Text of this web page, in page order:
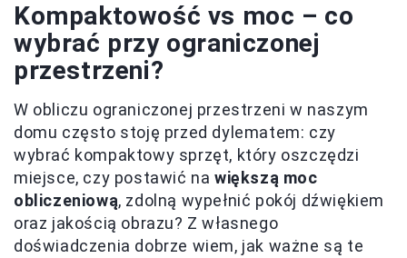
Kompaktowość vs moc – co
wybrać przy ograniczonej
przestrzeni?
W obliczu ograniczonej przestrzeni w naszym
domu często stoję przed dylematem: czy
wybrać kompaktowy sprzęt, który oszczędzi
miejsce, czy postawić nawiększą moc
obliczeniową, zdolną wypełnić pokój dźwiękiem
oraz jakością obrazu? Z własnego
doświadczenia dobrze wiem, jak ważne są te